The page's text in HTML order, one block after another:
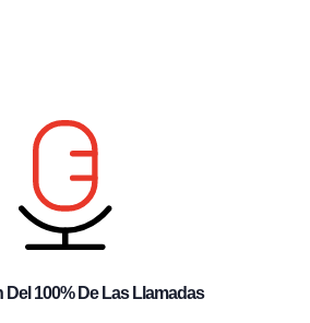
Del 100% De Las Llamadas